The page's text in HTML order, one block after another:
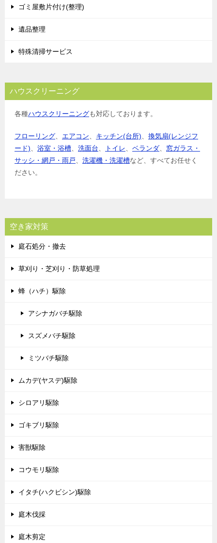
ゴミ屋敷片付け(整理)
遺品整理
特殊清掃サービス
ハウスクリーニング
各種ハウスクリーニングも対応しております。
フローリング エアコン キッチン(台所)
換気扇(レンジフ
ード)
浴室・浴槽 洗面台 トイレ ベランダ
窓ガラス・
サッシ・網戸・雨戸
洗濯機・洗濯槽など、すべてお任せく
ださい。
空き家対策
庭石処分・撤去
草刈り・芝刈り・防草処理
蜂（ハチ）駆除
アシナガバチ駆除
スズメバチ駆除
ミツバチ駆除
ムカデ(ヤスデ)駆除
シロアリ駆除
ゴキブリ駆除
害獣駆除
コウモリ駆除
イタチ(ハクビシン)駆除
庭木伐採
庭木剪定